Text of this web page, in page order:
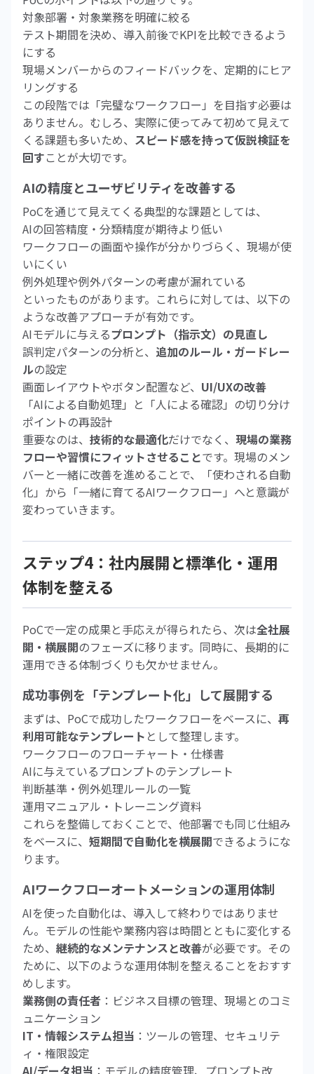
対象部署・対象業務を明確に絞る
テスト期間を決め、導入前後でKPIを比較できるよう
にする
現場メンバーからのフィードバックを、定期的にヒア
リングする
この段階では「完璧なワークフロー」を目指す必要は
ありません。むしろ、実際に使ってみて初めて見えて
くる課題も多いため、 スピード感を持って仮説検証を
回すことが大切です。
AIの精度とユーザビリティを改善する
PoCを通じて見えてくる典型的な課題としては、
AIの回答精度・分類精度が期待より低い
ワークフローの画面や操作が分かりづらく、現場が使
いにくい
例外処理や例外パターンの考慮が漏れている
といったものがあります。これらに対しては、以下の
ような改善アプローチが有効です。
AIモデルに与えるプロンプト（指示文）の見直し
誤判定パターンの分析と、 追加のルール・ガードレー
ルの設定
画面レイアウトやボタン配置など、 UI/UXの改善
「AIによる自動処理」と「人による確認」の切り分け
ポイントの再設計
重要なのは、 技術的な最適化だけでなく、 現場の業務
フローや習慣にフィットさせることです。現場のメン
バーと一緒に改善を進めることで、「使わされる自動
化」から「一緒に育てるAIワークフロー」へと意識が
変わっていきます。
ステップ4：社内展開と標準化・運用
体制を整える
PoCで一定の成果と手応えが得られたら、次は全社展
開・横展開のフェーズに移ります。同時に、長期的に
運用できる体制づくりも欠かせません。
成功事例を「テンプレート化」して展開する
まずは、PoCで成功したワークフローをベースに、 再
利用可能なテンプレート として整理します。
ワークフローのフローチャート・仕様書
AIに与えているプロンプトのテンプレート
判断基準・例外処理ルールの一覧
運用マニュアル・トレーニング資料
これらを整備しておくことで、他部署でも同じ仕組み
をベースに、 短期間で自動化を横展開できるようにな
ります。
AIワークフローオートメーションの運用体制
AIを使った自動化は、導入して終わりではありませ
ん。モデルの性能や業務内容は時間とともに変化する
ため、 継続的なメンテナンスと改善が必要です。その
ために、以下のような運用体制を整えることをおすす
めします。
業務側の責任者 ：ビジネス目標の管理、現場とのコミ
ュニケーション
IT・情報システム担当 ：ツールの管理、セキュリテ
ィ・権限設定
AI/データ担当 ：モデルの精度管理、プロンプト改